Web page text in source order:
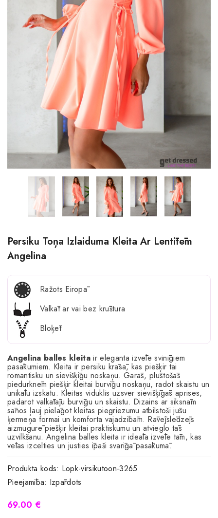
Persiku Toņa Izlaiduma Kleita Ar Lentītēm
Angelina
Ražots Eiropā
Valkāt ar vai bez krūštura
Bloķēt
Angelina balles kleita ir eleganta izvēle svinīgiem
pasākumiem. Kleita ir persiku krāsā, kas piešķir tai
romantisku un sievišķīgu noskaņu. Garās, plūstošās
piedurknēm piešķir kleitai burvīgu noskaņu, radot skaistu un
unikālu izskatu. Kleitas viduklis uzsver sievišķīgās aprises,
padarot valkātāju burvīgu un skaistu. Dizains ar siksnām
sānos ļauj pielāgot kleitas piegriezumu atbilstoši jūsu
ķermeņa formai un komforta vajadzībām. Rāvējslēdzējs
aizmugurē piešķir kleitai praktiskumu un atvieglo tās
uzvilkšanu. Angelina balles kleita ir ideāla izvēle tām, kas
vēlas izcelties un justies īpaši svarīgā pasākumā.
Produkta kods: Lopk-virsikutoon-3265
Pieejamība: Izpārdots
69.00 €